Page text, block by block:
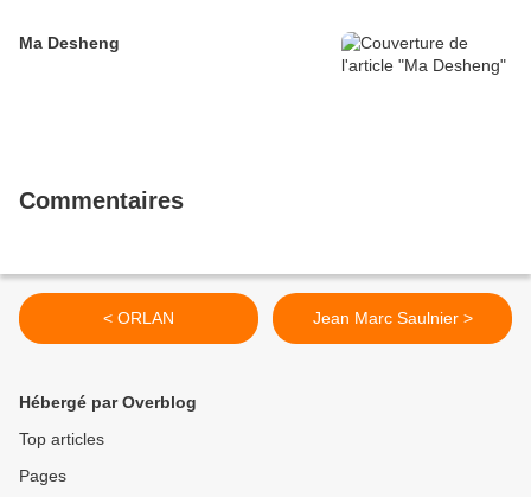
Ma Desheng
Commentaires
< ORLAN Jean Marc Saulnier >
Hébergé par Overblog
Top articles
Pages